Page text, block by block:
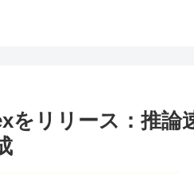
をリリース：推論